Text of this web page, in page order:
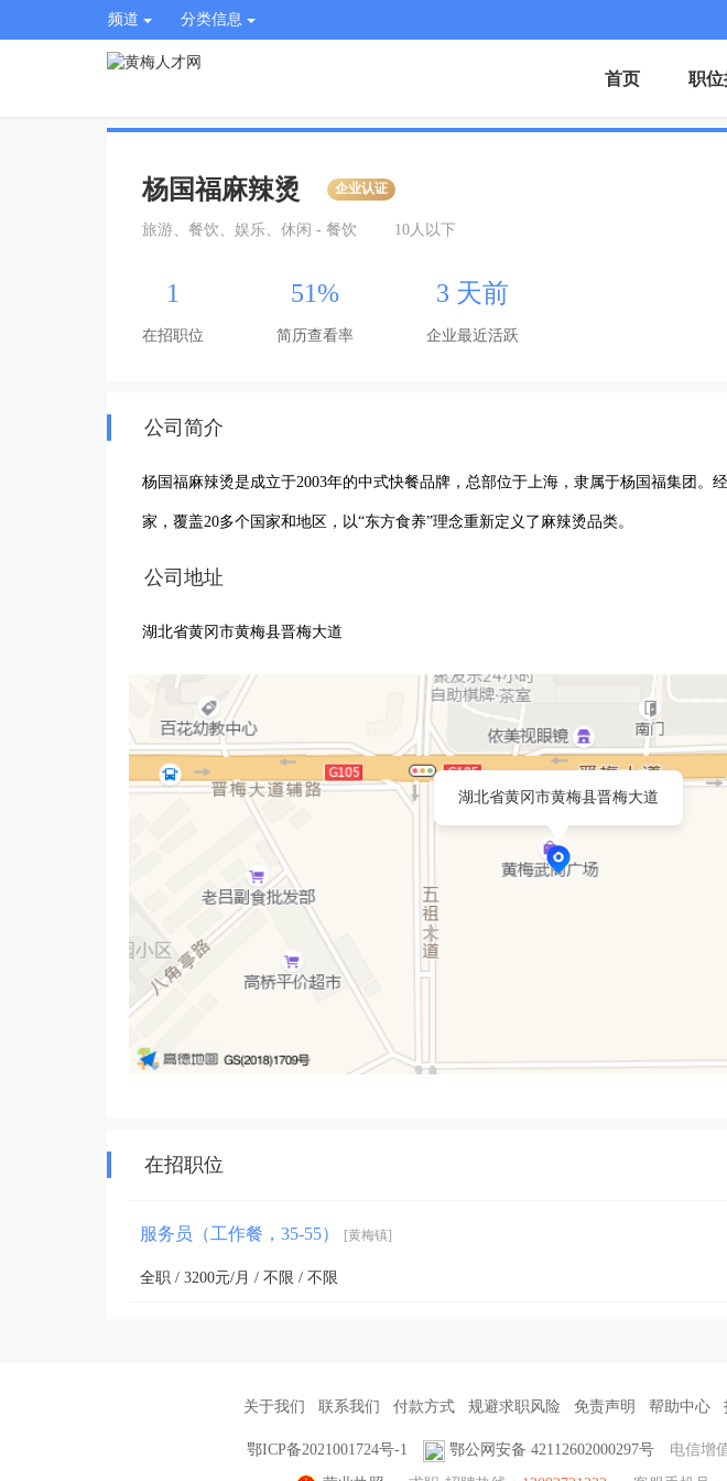
频道 分类信息
首页 职
杨国福麻辣烫 企业认证
旅游、餐饮、娱乐、休闲 - 餐饮 10人以下
1
在招职位
51%
简历查看率
3 天前
企业最近活跃
公司简介
杨国福麻辣烫是成立于2003年的中式快餐品牌，总部位于上海，隶属于杨国福集团。
公司地址
湖北省黄冈市黄梅县晋梅大道
湖北省黄冈市黄梅县晋梅大道
在招职位
服务员（工作餐，35-55） [黄梅镇]
全职 / 3200元/月 / 不限 / 不限
关于我们 联系我们 付款方式 规避求职风险 免责声明 帮助中心
鄂ICP备2021001724号-1 鄂公网安备 42112602000297号 电信增